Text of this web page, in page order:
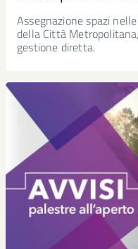
Assegnazione spazi
della Città
gestione diretta.